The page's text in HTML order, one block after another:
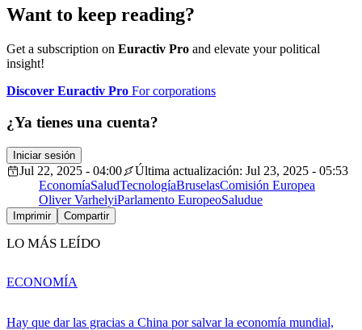
Want to keep reading?
Get a subscription on Euractiv Pro and elevate your political
insight!
Discover Euractiv Pro For corporations
¿Ya tienes una cuenta?
Iniciar sesión
Jul 22, 2025 - 04:00
Última actualización: Jul 23, 2025 - 05:53
EconomíaSaludTecnologíaBruselasComisión Europea
Oliver VarhelyiParlamento EuropeoSaludue
Imprimir Compartir
LO MÁS LEÍDO
Hay que dar las gracias a China por salvar la economía mundial,
ECONOMÍA